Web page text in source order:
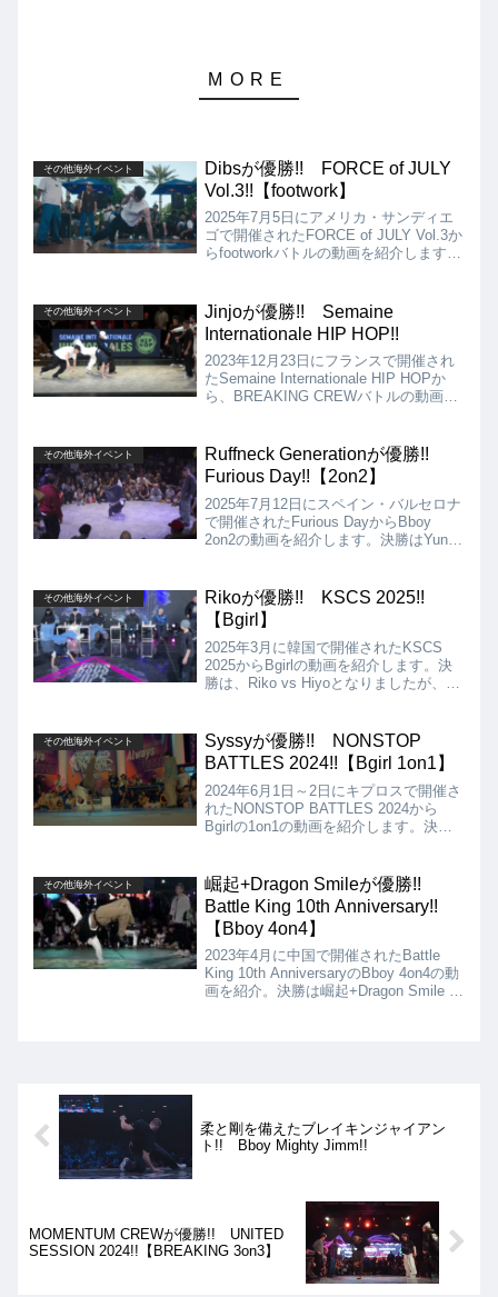
その他海外イベント
Dibsが優勝!! FORCE of JULY
Vol.3!!【footwork】
2025年7月5日にアメリカ・サンディエ
ゴで開催されたFORCE of JULY Vol.3か
らfootworkバトルの動画を紹介します。
勝したDibs...
その他海外イベント
Jinjoが優勝!! Semaine
Internationale HIP HOP!!
2023年12月23日にフランスで開催され
たSemaine Internationale HIP HOPか
ら、BREAKING CREWバトルの動画を
りました!!
その他海外イベント
Ruffneck Generationが優勝!!
Furious Day!!【2on2】
2025年7月12日にスペイン・バルセロナ
で開催されたFurious DayからBboy
2on2の動画を紹介します。決勝はYung
が優勝となりました!!
その他海外イベント
Rikoが優勝!! KSCS 2025!!
【Bgirl】
2025年3月に韓国で開催されたKSCS
2025からBgirlの動画を紹介します。決
勝は、Riko vs Hiyoとなりましたが、結
その他海外イベント
Syssyが優勝!! NONSTOP
BATTLES 2024!!【Bgirl 1on1】
2024年6月1日～2日にキプロスで開催さ
れたNONSTOP BATTLES 2024から
Bgirlの1on1の動画を紹介します。決勝
その他海外イベント
崛起+Dragon Smileが優勝!!
Battle King 10th Anniversary!!
【Bboy 4on4】
2023年4月に中国で開催されたBattle
King 10th AnniversaryのBboy 4on4の動
画を紹介。決勝は崛起+Dragon Smile vs
柔と剛を備えたブレイキンジャイアン
ト!! Bboy Mighty Jimm!!
MOMENTUM CREWが優勝!! UNITED
SESSION 2024!!【BREAKING 3on3】